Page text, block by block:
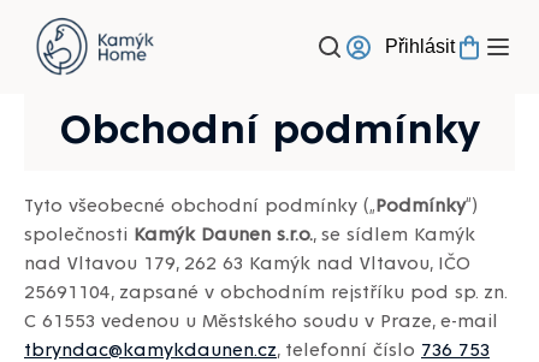
obsah
Přihlásit
Obchodní podmínky
Tyto všeobecné obchodní podmínky („Podmínky“)
společnosti Kamýk Daunen s.r.o., se sídlem Kamýk
nad Vltavou 179, 262 63 Kamýk nad Vltavou, IČO
25691104, zapsané v obchodním rejstříku pod sp. zn.
C 61553 vedenou u Městského soudu v Praze, e-mail
tbryndac@kamykdaunen.cz, telefonní číslo 736 753